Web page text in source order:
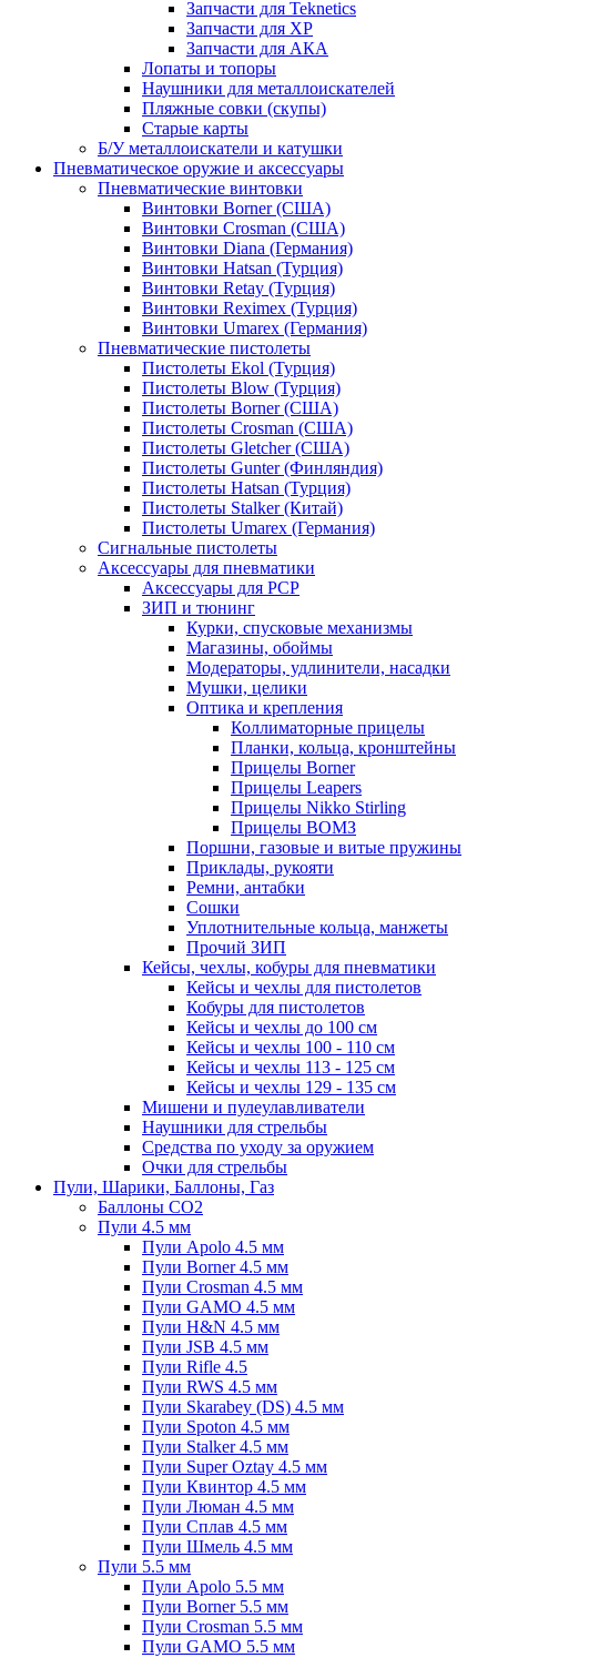
Запчасти для Teknetics
Запчасти для XP
Запчасти для АКА
Лопаты и топоры
Наушники для металлоискателей
Пляжные совки (скупы)
Старые карты
Б/У металлоискатели и катушки
Пневматическое оружие и аксессуары
Пневматические винтовки
Винтовки Borner (США)
Винтовки Crosman (США)
Винтовки Diana (Германия)
Винтовки Hatsan (Турция)
Винтовки Retay (Турция)
Винтовки Reximex (Турция)
Винтовки Umarex (Германия)
Пневматические пистолеты
Пистолеты Ekol (Турция)
Пистолеты Blow (Турция)
Пистолеты Borner (США)
Пистолеты Crosman (США)
Пистолеты Gletcher (США)
Пистолеты Gunter (Финляндия)
Пистолеты Hatsan (Турция)
Пистолеты Stalker (Китай)
Пистолеты Umarex (Германия)
Сигнальные пистолеты
Аксессуары для пневматики
Аксессуары для PCP
ЗИП и тюнинг
Курки, спусковые механизмы
Магазины, обоймы
Модераторы, удлинители, насадки
Мушки, целики
Оптика и крепления
Коллиматорные прицелы
Планки, кольца, кронштейны
Прицелы Borner
Прицелы Leapers
Прицелы Nikko Stirling
Прицелы ВОМЗ
Поршни, газовые и витые пружины
Приклады, рукояти
Ремни, антабки
Сошки
Уплотнительные кольца, манжеты
Прочий ЗИП
Кейсы, чехлы, кобуры для пневматики
Кейсы и чехлы для пистолетов
Кобуры для пистолетов
Кейсы и чехлы до 100 см
Кейсы и чехлы 100 - 110 см
Кейсы и чехлы 113 - 125 см
Кейсы и чехлы 129 - 135 см
Мишени и пулеулавливатели
Наушники для стрельбы
Средства по уходу за оружием
Очки для стрельбы
Пули, Шарики, Баллоны, Газ
Баллоны CO2
Пули 4.5 мм
Пули Apolo 4.5 мм
Пули Borner 4.5 мм
Пули Crosman 4.5 мм
Пули GAMO 4.5 мм
Пули H&N 4.5 мм
Пули JSB 4.5 мм
Пули Rifle 4.5
Пули RWS 4.5 мм
Пули Skarabey (DS) 4.5 мм
Пули Spoton 4.5 мм
Пули Stalker 4.5 мм
Пули Super Oztay 4.5 мм
Пули Квинтор 4.5 мм
Пули Люман 4.5 мм
Пули Сплав 4.5 мм
Пули Шмель 4.5 мм
Пули 5.5 мм
Пули Apolo 5.5 мм
Пули Borner 5.5 мм
Пули Crosman 5.5 мм
Пули GAMO 5.5 мм